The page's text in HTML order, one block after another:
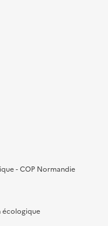
- COP Normandie
écologique